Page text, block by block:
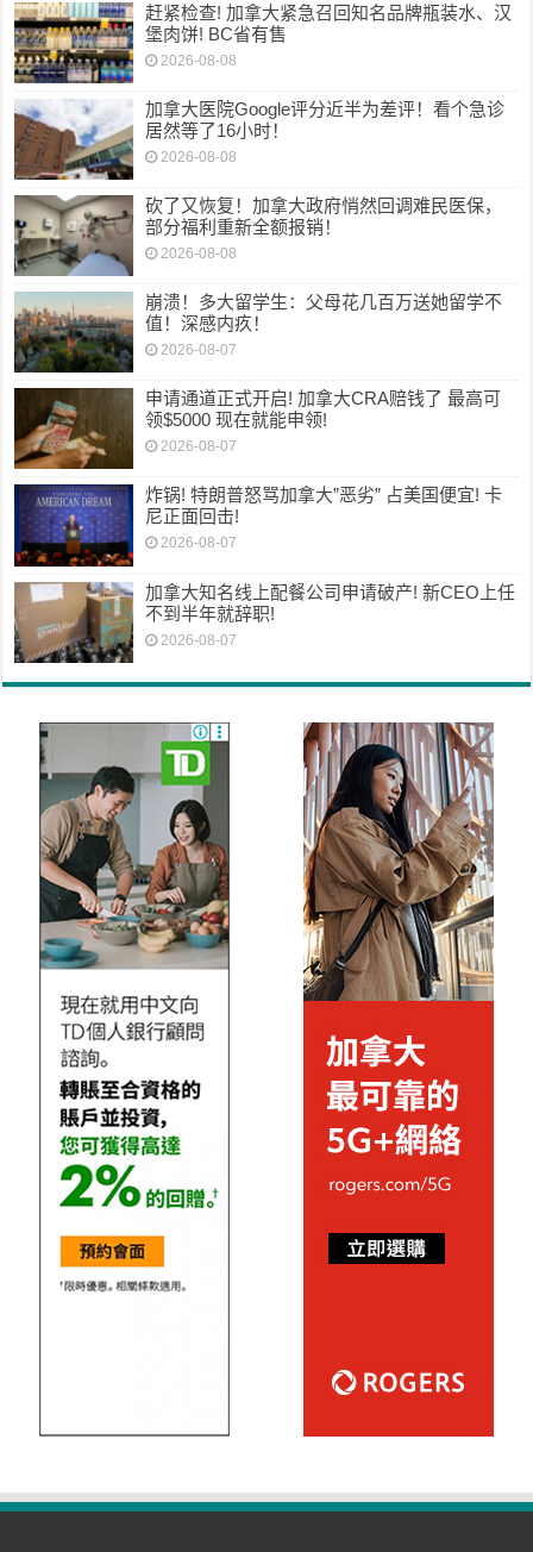
赶紧检查! 加拿大紧急召回知名品牌瓶装水、汉
堡肉饼! BC省有售
2026-08-08
加拿大医院Google评分近半为差评！看个急诊
居然等了16小时！
2026-08-08
砍了又恢复！加拿大政府悄然回调难民医保，
部分福利重新全额报销！
2026-08-08
崩溃！多大留学生：父母花几百万送她留学不
值！深感内疚！
2026-08-07
申请通道正式开启! 加拿大CRA赔钱了 最高可
领$5000 现在就能申领!
2026-08-07
炸锅! 特朗普怒骂加拿大”恶劣” 占美国便宜! 卡
尼正面回击!
2026-08-07
加拿大知名线上配餐公司申请破产! 新CEO上任
不到半年就辞职!
2026-08-07